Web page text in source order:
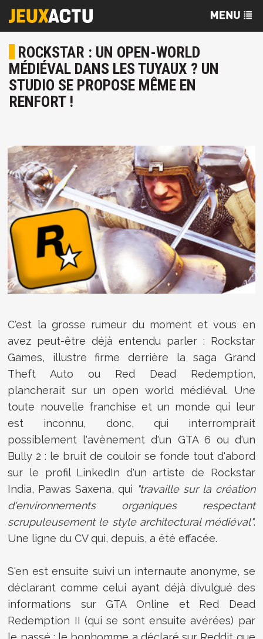
ROCKSTAR : UN OPEN-WORLD
MÉDIÉVAL DANS LES TUYAUX ? UN
STUDIO SE PROPOSE MÊME EN
RENFORT !
C'est la grosse rumeur du moment et vous en
avez peut-être déjà entendu parler : Rockstar
Games, illustre firme derrière la saga Grand
Theft Auto ou Red Dead Redemption,
plancherait sur un open world médiéval. Une
toute nouvelle franchise et un monde qui leur
est inconnu, donc, qui interromprait
possiblement l'avènement d'un GTA 6 ou d'un
Bully 2 : le bruit de couloir se fonde tout d'abord
sur le profil LinkedIn d'un artiste de Rockstar
India, Pawas Saxena, qui "travaille sur la création
d'environnements organiques respectant
scrupuleusement le style architectural médiéval".
Une ligne du CV qui, depuis, a été effacée.
S'en est ensuite suivi un internaute anonyme, se
déclarant comme celui ayant déjà divulgué des
informations sur GTA Online et Red Dead
Redemption II (qui se sont ensuite avérées) par